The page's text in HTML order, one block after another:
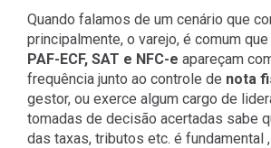
Quando falamos de um cenário que
principalmente, o varejo, é comum
PAF-ECF, SAT e NFC-e apareçam
frequência junto ao controle de nota
gestor, ou exerce algum cargo de
tomadas de decisão acertadas sabe
das taxas, tributos etc. é fundamental